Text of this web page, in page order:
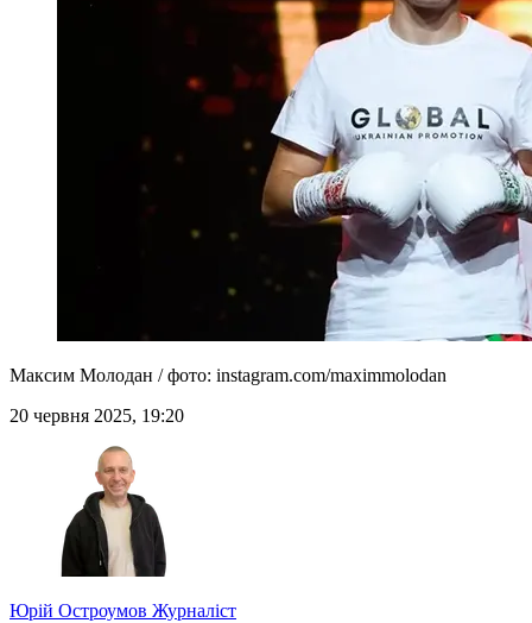
Максим Молодан / фото: instagram.com/maximmolodan
20 червня 2025, 19:20
Юрій Остроумов Журналіст